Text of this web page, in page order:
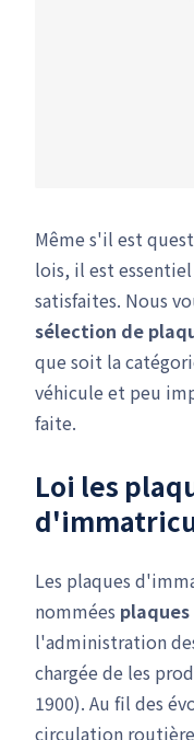
Même s'il est
lois, il est
satisfaites. Nous
sélection de
que soit la
véhicule et peu
faite.
Loi les
Les plaques
nommées
l'administration
chargée de les
1900). Au fil des
circulation